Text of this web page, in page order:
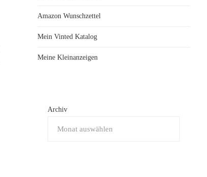
Amazon Wunschzettel
Mein Vinted Katalog
Meine Kleinanzeigen
Archiv